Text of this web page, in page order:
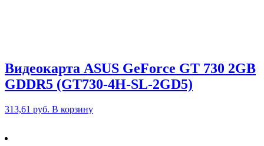
Видеокарта ASUS GeForce GT 730 2GB
GDDR5 (GT730-4H-SL-2GD5)
313,61 руб. В корзину